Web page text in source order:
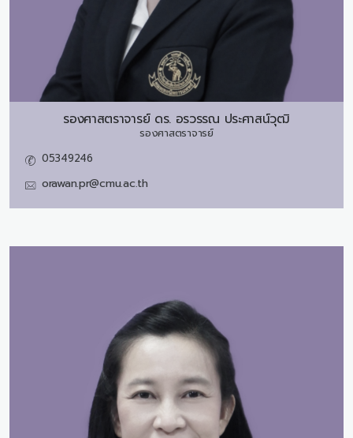
รองศาสตราจารย์ ดร. อรวรรณ ประศาสน์วุฒิ
รองศาสตราจารย์
05349246
orawan.pr@cmu.ac.th